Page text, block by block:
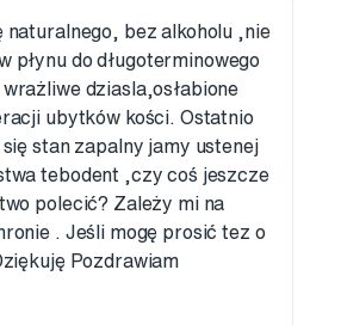
naturalnego, bez alkoholu ,nie
płynu do długoterminowego
dziasla,osłabione
ubytków kości. Ostatnio
stan zapalny jamy ustenej
tebodent ,czy coś jeszcze
polecić? Zależy mi na
. Jeśli mogę prosić tez o
Pozdrawiam